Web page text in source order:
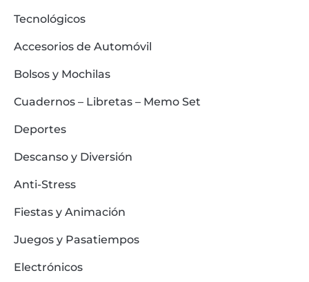
Tecnológicos
Accesorios de Automóvil
Bolsos y Mochilas
Cuadernos – Libretas – Memo Set
Deportes
Descanso y Diversión
Anti-Stress
Fiestas y Animación
Juegos y Pasatiempos
Electrónicos